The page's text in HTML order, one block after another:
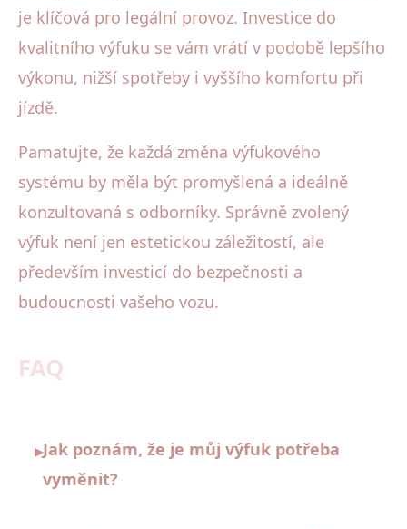
je klíčová pro legální provoz. Investice do
kvalitního výfuku se vám vrátí v podobě lepšího
výkonu, nižší spotřeby i vyššího komfortu při
jízdě.
Pamatujte, že každá změna výfukového
systému by měla být promyšlená a ideálně
konzultovaná s odborníky. Správně zvolený
výfuk není jen estetickou záležitostí, ale
především investicí do bezpečnosti a
budoucnosti vašeho vozu.
FAQ
▸Jak poznám, že je můj výfuk potřeba
vyměnit?